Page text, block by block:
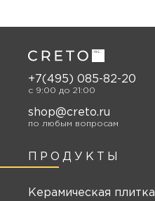
ПРОДУКТЫ
Керамическая плитка
+7(495) 085-82-20
c 9:00 до 21:00
shop@creto.ru
по любым вопросам